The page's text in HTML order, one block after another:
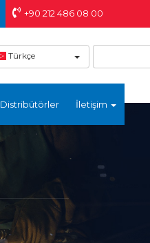
+90 212 486 08 00
Türkçe
Distribütörler İletişim